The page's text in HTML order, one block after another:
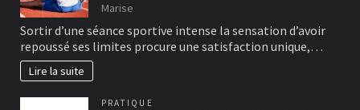
Marise
Sortir d’une séance sportive intense la sensation d’avoir
repoussé ses limites procure une satisfaction unique,…
Lire la suite
PRATIQUE